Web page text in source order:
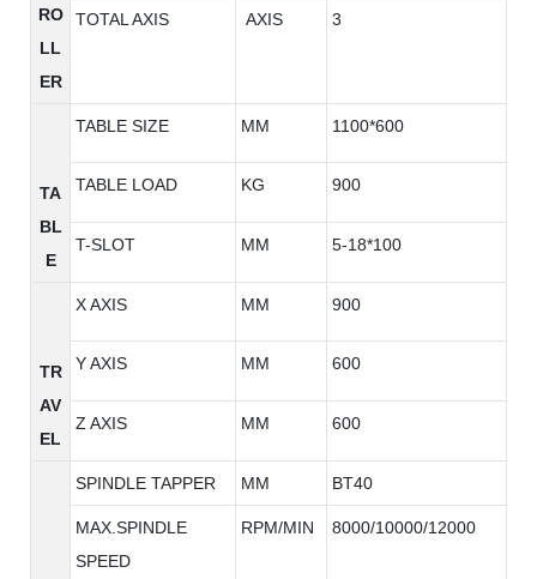
RO
LL
ER
TOTAL AXIS AXIS 3
TA
BL
E
TABLE SIZE MM 1100*600
TABLE LOAD KG 900
T-SLOT MM 5-18*100
TR
AV
EL
X AXIS MM 900
Y AXIS MM 600
Z AXIS MM 600
SPINDLE TAPPER MM BT40
MAX.SPINDLE
SPEED
RPM/MIN 8000/10000/12000